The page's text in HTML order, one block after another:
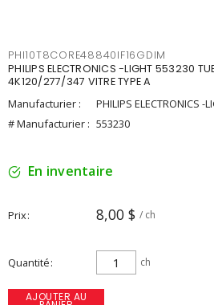
PHI10T8CORE48840IF16GDIM
PHILIPS ELECTRONICS -LIGHT 553230
4K120/277/347 VITRE TYPE A
Manufacturier :
PHILIPS ELECTRONICS -
# Manufacturier : 553230
En inventaire
Prix 8,00 $ / ch
Quantité ch
AJOUTER AU